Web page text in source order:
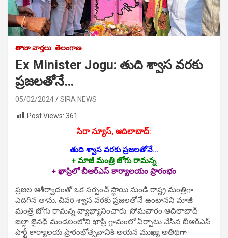
తాజా వార్తలు తెలంగాణ
Ex Minister Jogu: తుది శ్వాస వరకు
ప్రజలతోనే…
05/02/2024
SIRA NEWS
Post Views: 361
సిరా న్యూస్, ఆదిలాబాద్‌:
తుది శ్వాస వరకు ప్రజలతోనే…
+ మాజీ మంత్రి జోగు రామన్న
+ ఖాప్రిలో బీఆర్‌ఎస్‌ కార్యాలయం ప్రారంభం
ప్రజల ఆశీర్వాదంతో ఒక సర్పంచ్‌ స్థాయి నుండి రాష్ట్ర మంత్రిగా
ఎదిగిన తాను, చివరి శ్వాస వరకు ప్రజలతోనే ఉంటానని మాజీ
మంత్రి జోగు రామన్న వ్యాఖ్యానించారు. సోమవారం ఆదిలాబాద్‌
జిల్లా జైనథ్‌ మండలంలోని ఖాప్రి గ్రామంలో ఏర్పాటు చేసిన బీఆర్‌ఎస్‌
పార్టీ కార్యాలయ ప్రారంభోత్సవానికి అయన ముఖ్య అతిథిగా